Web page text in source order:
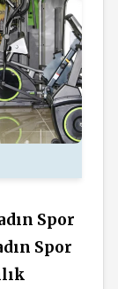
Spor
Spor